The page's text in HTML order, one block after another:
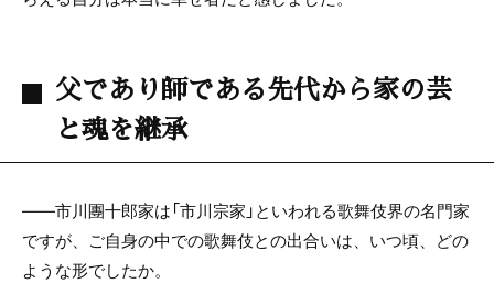
父であり師である先代から家の芸
と魂を継承
――市川團十郎家は「市川宗家」といわれる歌舞伎界の名門家
ですが、ご自身の中での歌舞伎との出合いは、いつ頃、どの
ような形でしたか。